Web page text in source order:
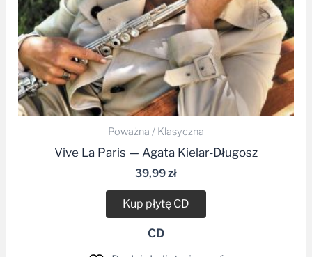
Poważna / Klasyczna
Vive La Paris — Agata Kielar-Długosz
39,99zł
Kup płytę CD
CD